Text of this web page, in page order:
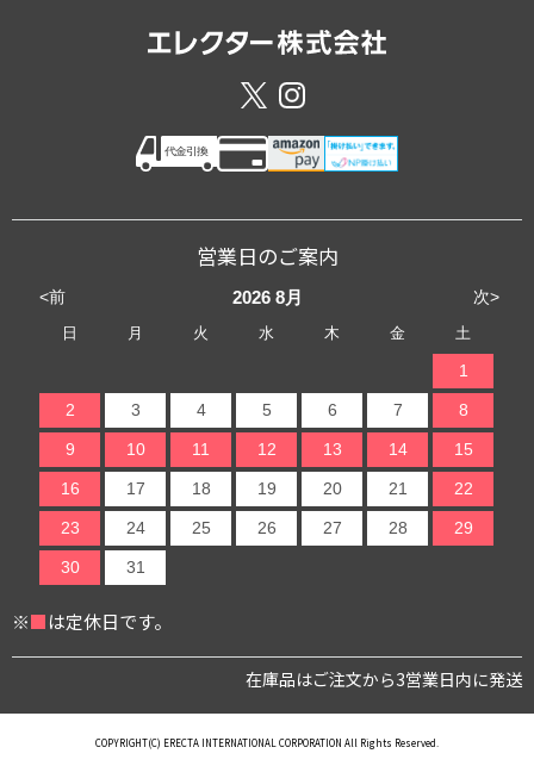
営業日のご案内
<前 次>
2026 8月
日 月 火 水 木 金 土
1
2 3 4 5 6 7 8
9 10 11 12 13 14 15
16 17 18 19 20 21 22
23 24 25 26 27 28 29
30 31
※■は定休日です。
在庫品はご注文から3営業日内に発送
COPYRIGHT(C) ERECTA INTERNATIONAL CORPORATION All Rights Reserved.